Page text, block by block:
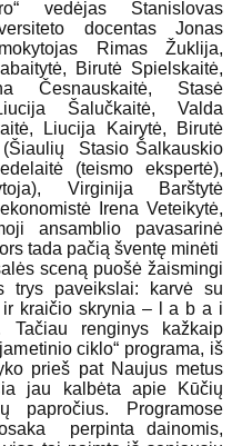
vedėjas Stanislovas
docentas Jonas
Rimas Žuklija,
Birutė Spielskaitė,
Česnauskaitė, Stasė
Šalučkaitė, Valda
Liucija Kairytė, Birutė
(Šiaulių Stasio Šalkauskio
(teismo ekspertė),
Virginija Barštytė
Irena Veteikytė,
ansamblio pavasarinė
tada pačią šventę minėti
sceną puošė žaismingi
trys paveikslai: karvė su
kraičio skrynia – l a b a i
Tačiau renginys kažkaip
ciklo“ programa, iš
prieš pat Naujus metus
jau kalbėta apie Kūčių
Programose
perpinta dainomis,